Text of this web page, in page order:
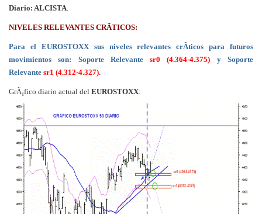
Diario: ALCISTA.
NIVELES RELEVANTES CRÃTICOS:
Para el EUROSTOXX sus niveles relevantes crÃ­ticos para futuros
movimientos son: Soporte Relevantesr0 (4.364-4.375) y Soporte
Relevante sr1 (4.312-4.327).
GrÃ¡fico diario actual del EUROSTOXX: